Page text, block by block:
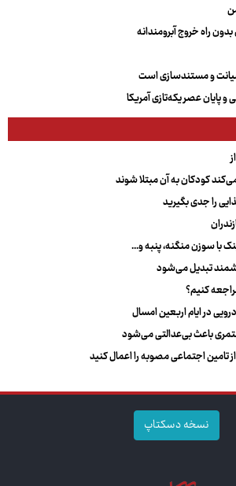
راه خروج آبرومندانه
صیانت و مستندسازی است
و پایان عصر یکه‌تازی آمریکا
کودکان به آن مبتلا شوند
را جدی بگیرید
سوزن منگنه، پنبه و...
تبدیل می‌شود
کنیم؟
باعث بی‌عدالتی می‌شود
تامین اجتماعی مصوبه را اعمال کنید
نسخه دسکتاپ